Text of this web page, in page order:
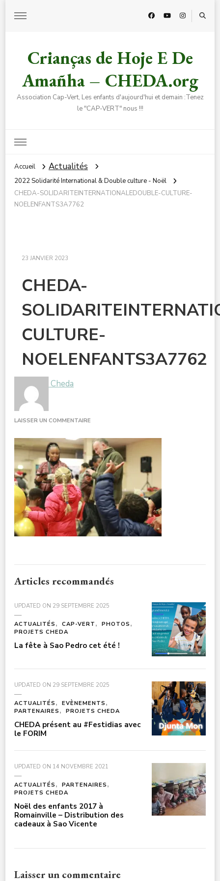
Crianças de Hoje E De
Amañha – CHEDA.org
Association Cap-Vert, Les enfants d'aujourd'hui et demain :Tenez
le "CAP-VERT" nous !!!
Accueil Actualités
2022 Solidarité International & Double culture - Noël
CHEDA-SOLIDARITEINTERNATIONALEDOUBLE-CULTURE-
NOELENFANTS3A7762
23 JANVIER 2023
CHEDA-
CULTURE-
NOELENFANTS3A7762
Cheda
LAISSER UN COMMENTAIRE
SOLIDARITEINTERNATIONALEDOUBLE-
CULTURE-
NOELENFANTS3A7762
Articles recommandés
UPDATED ON 29 SEPTEMBRE 2025
ACTUALITÉS CAP-VERT
PHOTOS
PROJETS CHEDA
La fête à Sao Pedro cet été !
UPDATED ON 29 SEPTEMBRE 2025
ACTUALITÉS
EVÈNEMENTS
PARTENAIRES
PROJETS CHEDA
CHEDA présent au #Festidias avec
le FORIM
UPDATED ON 14 NOVEMBRE 2021
ACTUALITÉS
PARTENAIRES
PROJETS CHEDA
Noël des enfants 2017 à
Romainville – Distribution des
cadeaux à Sao Vicente
Laisser un commentaire